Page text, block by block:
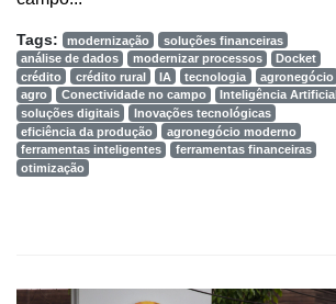
Tags: modernização
soluções financeiras
análise de dados
modernizar processos
Docket
crédito
crédito rural IA tecnologia
agronegócio
agro
Conectividade no campo
Inteligência Artificial
soluções digitais
Inovações tecnológicas
eficiência da produção
agronegócio moderno
ferramentas inteligentes
ferramentas financeiras
otimização